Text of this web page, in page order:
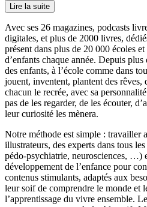
Lire la suite
Avec ses 26 magazines, podcasts
digitales, et plus de 2000 livres,
présent dans plus de 20 000 écoles
d’enfants chaque année. Depuis
des enfants, à l’école comme dans
jouent, inventent, plantent des rêves,
chacun le recrée, avec sa
pas de les regarder, de les écouter,
leur curiosité les mènera.
Notre méthode est simple : travailler
illustrateurs, des experts dans tous
pédo-psychiatrie, neurosciences, …)
développement de l’enfance pour
contenus stimulants, adaptés aux
leur soif de comprendre le monde et
l’apprentissage du vivre ensemble.